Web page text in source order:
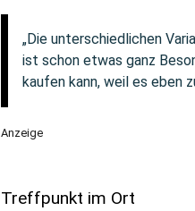
„Die unterschiedlichen
ist schon etwas ganz
kaufen kann, weil es eben
Anzeige
Treffpunkt im Ort